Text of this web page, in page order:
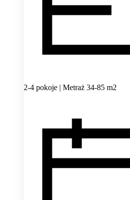
2-4 pokoje | Metraż 34-85 m2